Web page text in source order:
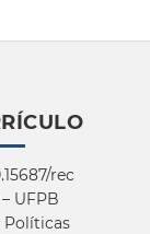
rec
UFPB
Políticas